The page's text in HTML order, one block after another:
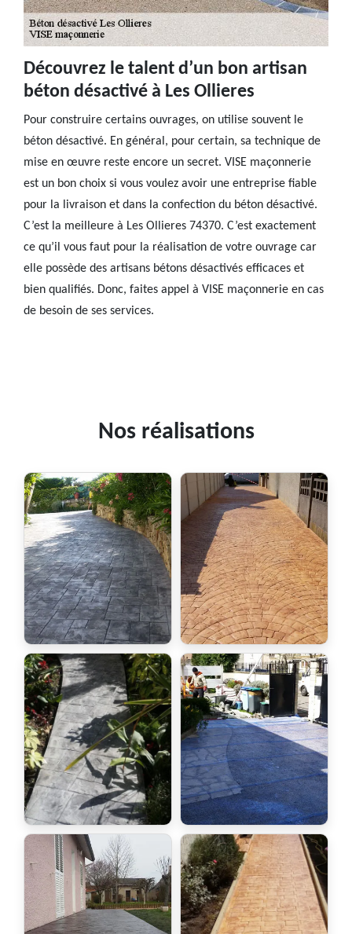
Découvrez le talent d’un bon artisan
béton désactivé à Les Ollieres
Pour construire certains ouvrages, on utilise souvent le
béton désactivé. En général, pour certain, sa technique de
mise en œuvre reste encore un secret. VISE maçonnerie
est un bon choix si vous voulez avoir une entreprise fiable
pour la livraison et dans la confection du béton désactivé.
C’est la meilleure à Les Ollieres 74370. C’est exactement
ce qu’il vous faut pour la réalisation de votre ouvrage car
elle possède des artisans bétons désactivés efficaces et
bien qualifiés. Donc, faites appel à VISE maçonnerie en cas
de besoin de ses services.
Nos réalisations